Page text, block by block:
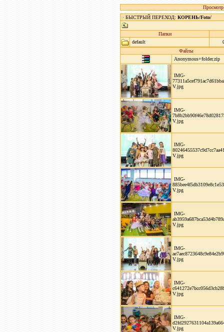
· БЫСТРЫЙ ПЕРЕХОД: КОРЕНЬ/Foto/
Папки
default
Файлы
Anonymous+folder.zip
IMG-
V.jpg
IMG-
V.jpg
IMG-
V.jpg
IMG-
V.jpg
IMG-
V.jpg
IMG-
V.jpg
IMG-
V.jpg
IMG-
V.jpg